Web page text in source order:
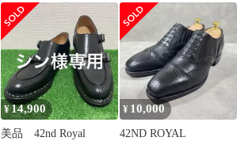
レクション Uチップ 39
¥14,900
美品 42nd Royal
¥ 10,000
42ND ROYAL